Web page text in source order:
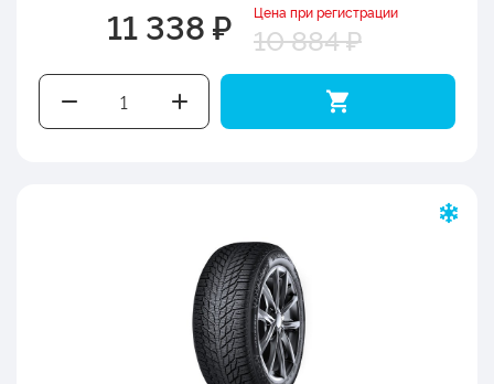
11 338 ₽ Цена при регистрации
10 884 ₽